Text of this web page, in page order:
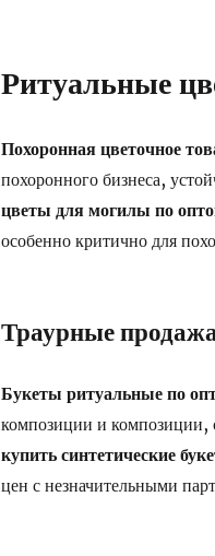
Ритуальные
Похоронная цветочное
похоронного бизнеса,
цветы для могилы по
особенно критично для
Траурные
Букеты ритуальные по
композиции и композиции,
купить синтетические
цен с незначительными